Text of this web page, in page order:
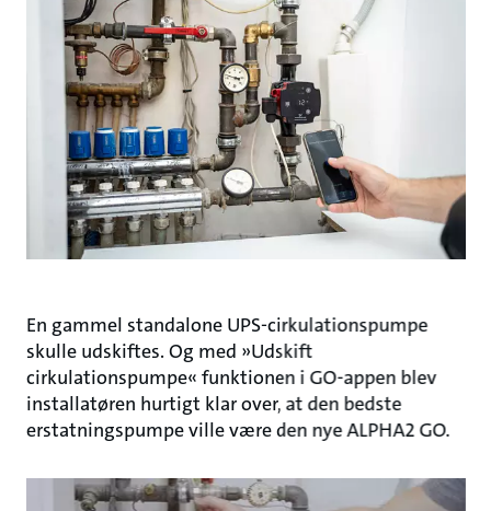
En gammel standalone UPS-cirkulationspumpe
skulle udskiftes. Og med »Udskift
cirkulationspumpe« funktionen i GO-appen blev
installatøren hurtigt klar over, at den bedste
erstatningspumpe ville være den nye ALPHA2 GO.